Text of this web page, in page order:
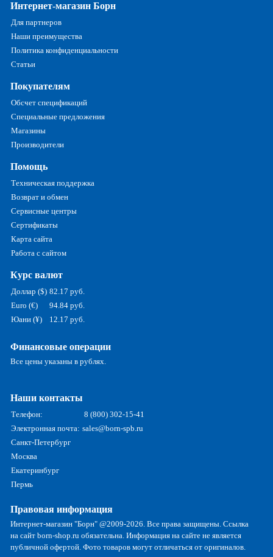
Интернет-магазин Борн
Для партнеров
Наши преимущества
Политика конфиденциальности
Статьи
Покупателям
Обсчет спецификаций
Специальные предложения
Магазины
Производители
Помощь
Техническая поддержка
Возврат и обмен
Сервисные центры
Сертификаты
Карта сайта
Работа с сайтом
Курс валют
Доллар ($) 82.17 руб.
Euro (€)
94.84 руб.
Юани (¥)
12.17 руб.
Финансовые операции
Все цены указаны в рублях.
Наши контакты
Телефон:
8 (800) 302-15-41
Электронная почта: sales@born-spb.ru
Санкт-Петербург
Москва
Екатеринбург
Пермь
Правовая информация
Интернет-магазин "Борн" @2009-2026. Все права защищены. Ссылка
на сайт born-shop.ru обязательна. Информация на сайте не является
публичной офертой. Фото товаров могут отличаться от оригиналов.